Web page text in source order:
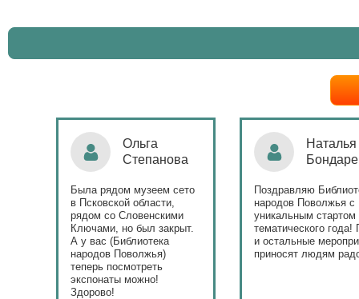
Ольга
Степанова
Была рядом музеем сето
в Псковской области,
рядом со Словенскими
Ключами, но был закрыт.
А у вас (Библиотека
народов Поволжья)
теперь посмотреть
экспонаты можно!
Здорово!
Наталья
Поздравляю
народов Поволжья с
уникальным стартом
тематического года!
и остальные
приносят людям